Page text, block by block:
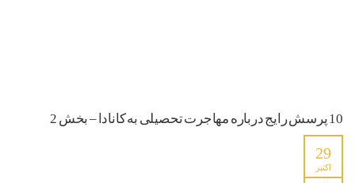
10 پرسش رایج درباره مهاجرت تحصیلی به کانادا – بخش 2
29
اکتبر